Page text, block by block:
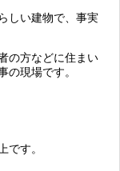
しい建物で、事実
の方などに住まい
の現場です。
です。